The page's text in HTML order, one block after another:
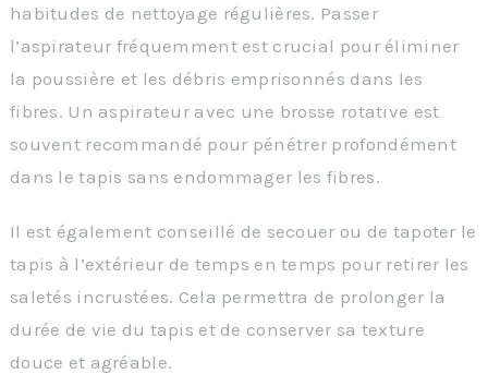
habitudes de nettoyage régulières. Passer
l’aspirateur fréquemment est crucial pour éliminer
la poussière et les débris emprisonnés dans les
fibres. Un aspirateur avec une brosse rotative est
souvent recommandé pour pénétrer profondément
dans le tapis sans endommager les fibres.
Il est également conseillé de secouer ou de tapoter le
tapis à l’extérieur de temps en temps pour retirer les
saletés incrustées. Cela permettra de prolonger la
durée de vie du tapis et de conserver sa texture
douce et agréable.